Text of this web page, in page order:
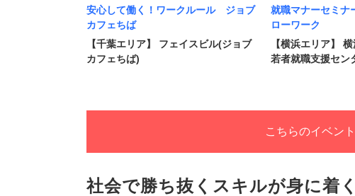
安心して働く！ワークルール ジョブ
カフェちば
【千葉エリア】 フェイスビル(ジョブ
カフェちば)
就職マナーセミ
ローワーク
【横浜エリア】
若者就職支援セン
こちらのイベン
社会で勝ち抜くスキルが身に着